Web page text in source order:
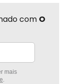
com O
mais
.